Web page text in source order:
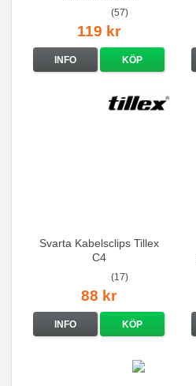
(57)
119 kr
INFO KÖP
Svarta Kabelsclips Tillex
C4
(17)
88 kr
INFO KÖP